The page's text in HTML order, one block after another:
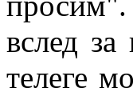
вслед
телеге